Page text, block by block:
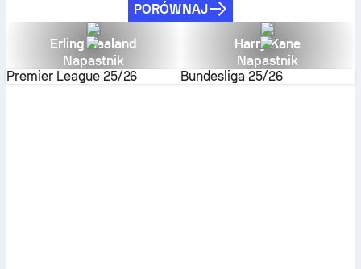
PORÓWNAJ
Erling Haaland
Napastnik
Premier League 25/26
Harry Kane
Napastnik
Bundesliga 25/26